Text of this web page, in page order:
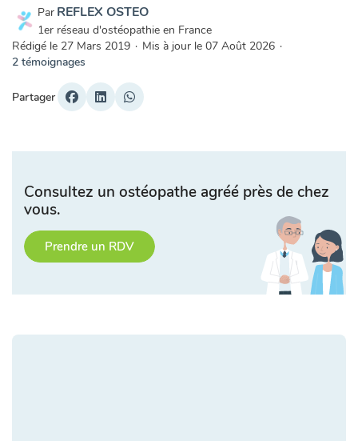
Par REFLEX OSTEO
1er réseau d'ostéopathie en France
Rédigé le 27 Mars 2019 · Mis à jour le 07 Août 2026 ·
2 témoignages
Partager
Consultez un ostéopathe agréé près de chez
vous.
Prendre un RDV